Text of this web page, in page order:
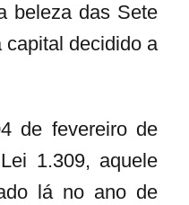
beleza das Sete
decidido a
de fevereiro de
1.309, aquele
lá no ano de